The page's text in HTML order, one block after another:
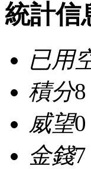
統計信
已用
積分8
威望0
金錢7